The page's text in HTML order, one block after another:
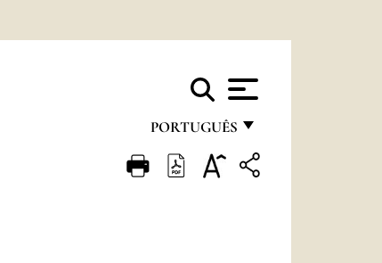
PORTUGUÊS
FRANÇAIS